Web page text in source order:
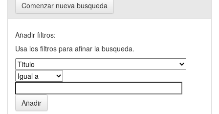
Comenzar nueva busqueda
Añadir filtros:
Usa los filtros para afinar la busqueda.